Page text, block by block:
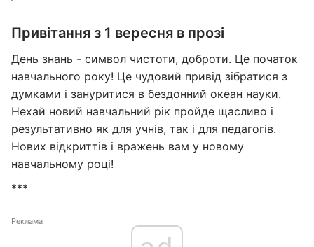
Привітання з 1 вересня в прозі
День знань - символ чистоти, доброти. Це початок
навчального року! Це чудовий привід зібратися з
думками і зануритися в бездонний океан науки.
Нехай новий навчальний рік пройде щасливо і
результативно як для учнів, так і для педагогів.
Нових відкриттів і вражень вам у новому
навчальному році!
***
Реклама